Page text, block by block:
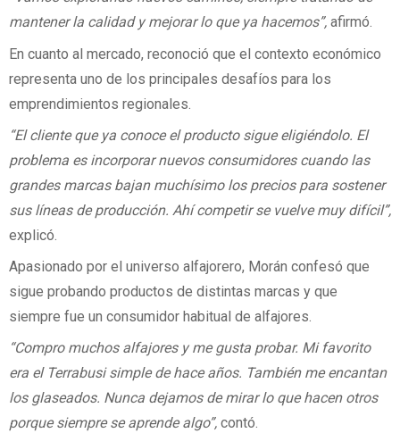
mantener la calidad y mejorar lo que ya hacemos”, afirmó.
En cuanto al mercado, reconoció que el contexto económico
representa uno de los principales desafíos para los
emprendimientos regionales.
“El cliente que ya conoce el producto sigue eligiéndolo. El
problema es incorporar nuevos consumidores cuando las
grandes marcas bajan muchísimo los precios para sostener
sus líneas de producción. Ahí competir se vuelve muy difícil”,
explicó.
Apasionado por el universo alfajorero, Morán confesó que
sigue probando productos de distintas marcas y que
siempre fue un consumidor habitual de alfajores.
“Compro muchos alfajores y me gusta probar. Mi favorito
era el Terrabusi simple de hace años. También me encantan
los glaseados. Nunca dejamos de mirar lo que hacen otros
porque siempre se aprende algo”, contó.